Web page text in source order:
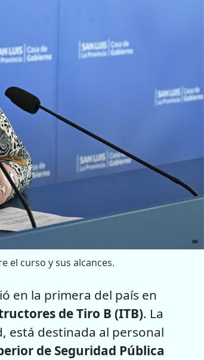
el curso y sus alcances.
en la primera del país en
de Tiro B (ITB). La
está destinada al personal
de Seguridad Pública